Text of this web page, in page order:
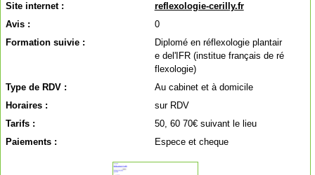
Site internet :
reflexologie-cerilly.fr
Avis :
0
Formation suivie :
Diplomé en réflexologie plantair
e del'IFR (institue français de ré
flexologie)
Type de RDV :
Au cabinet et à domicile
Horaires :
sur RDV
Tarifs :
50, 60 70€ suivant le lieu
Paiements :
Espece et cheque